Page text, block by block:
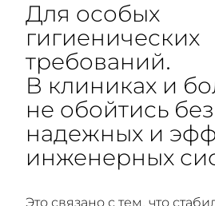
Для особых
гигиенических
требований.
В клиниках и
не обойтись без
надежных и
инженерных
Это связано с тем, что